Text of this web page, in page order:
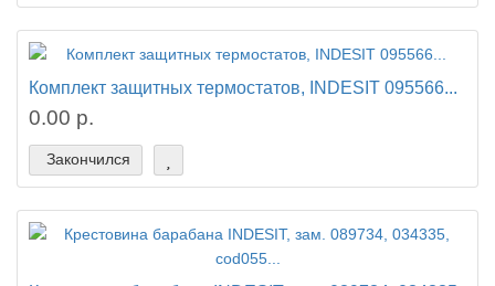
Комплект защитных термостатов, INDESIT 095566...
0.00 р.
Закончился